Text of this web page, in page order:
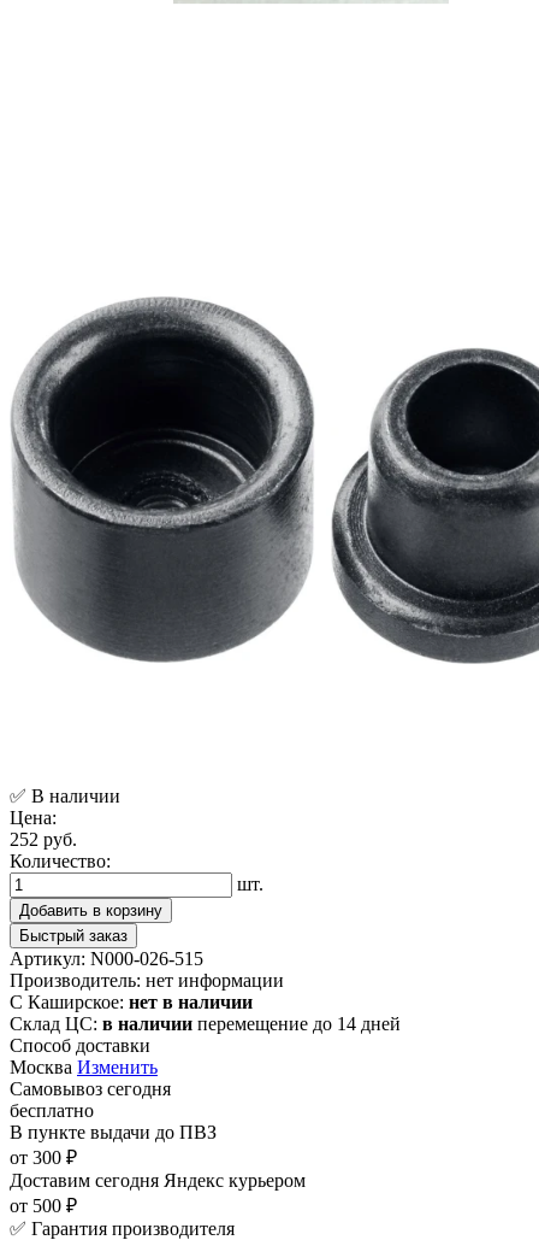
✅ В наличии
Цена:
252 руб.
Количество:
шт.
Добавить в корзину
Быстрый заказ
Артикул: N000-026-515
Производитель: нет информации
С Каширское: нет в наличии
Склад ЦС: в наличии перемещение до 14 дней
Способ доставки
Москва Изменить
Самовывоз сегодня
бесплатно
В пункте выдачи до ПВЗ
от 300 ₽
Доставим сегодня Яндекс курьером
от 500 ₽
✅ Гарантия производителя